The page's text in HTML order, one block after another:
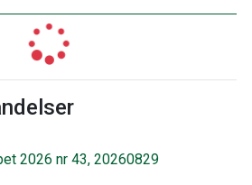
2026 nr 43, 20260829